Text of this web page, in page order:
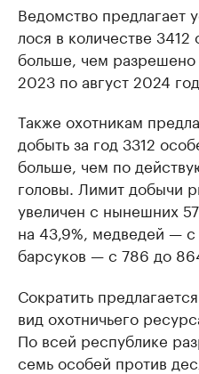
Ведомство предлагает
лося в количестве
больше, чем разрешено
2023 по август 2024
Также охотникам
добыть за год 3312
больше, чем по
головы. Лимит добычи
увеличен с нынешних
на 43,9%, медведей — с
барсуков — с 786 до
Сократить
вид охотничьего
По всей республике
семь особей против